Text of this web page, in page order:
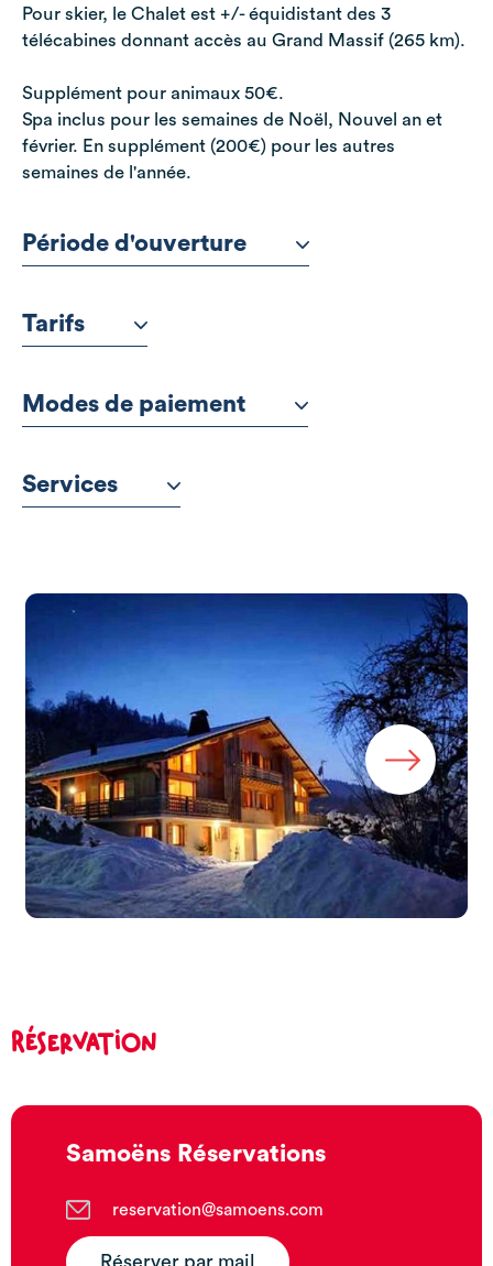
Pour skier, le Chalet est +/- équidistant des 3
télécabines donnant accès au Grand Massif (265 km).
Supplément pour animaux 50€.
Spa inclus pour les semaines de Noël, Nouvel an et
février. En supplément (200€) pour les autres
semaines de l'année.
Période d'ouverture
Tarifs
Modes de paiement
Services
Réservation
Samoëns Réservations
reservation@samoens.com
Réserver par mail